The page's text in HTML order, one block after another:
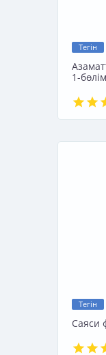
Тегін
1-
Тегін
Саяси